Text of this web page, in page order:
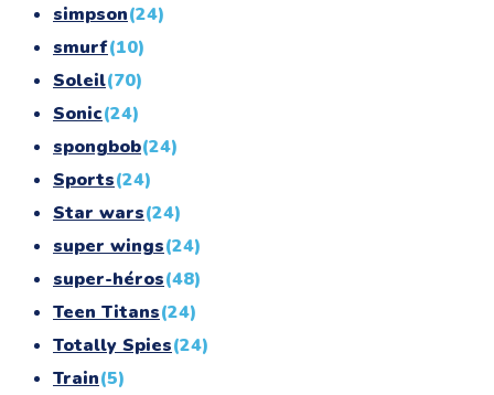
simpson(24)
smurf(10)
Soleil(70)
Sonic(24)
spongbob(24)
Sports(24)
Star wars(24)
super wings(24)
super-héros(48)
Teen Titans(24)
Totally Spies(24)
Train(5)